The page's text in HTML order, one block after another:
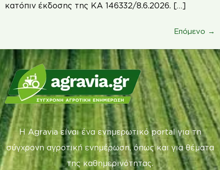
κατόπιν έκδοσης της ΚΑ 146332/8.6.2026. […]
Επόμενο →
Η Agravia είναι ένα ενημερωτικό portal για τη
σύγχρονη αγροτική ενημέρωση, όπως και για θέματα
της καθημερινότητας.